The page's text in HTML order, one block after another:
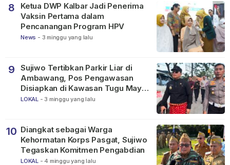
8
Ketua DWP Kalbar Jadi Penerima
Vaksin Pertama dalam
Pencanangan Program HPV
News - 3 minggu yang lalu
9
Sujiwo Tertibkan Parkir Liar di
Ambawang, Pos Pengawasan
Disiapkan di Kawasan Tugu Mayor
Alianyang
LOKAL - 3 minggu yang lalu
10 Diangkat sebagai Warga
Kehormatan Korps Pasgat, Sujiwo
Tegaskan Komitmen Pengabdian
LOKAL - 4 minggu yang lalu